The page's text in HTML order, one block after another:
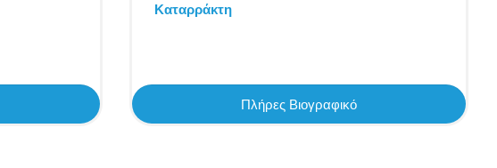
Καταρράκτη
Πλήρες Βιογραφικό